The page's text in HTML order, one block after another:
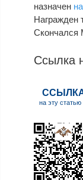
назначен
Награжден
Скончался
Ссылка